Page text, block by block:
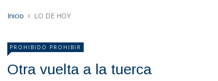
Inicio LO DE HOY
PROHIBIDO PROHIBIR
Otra vuelta a la tuerca